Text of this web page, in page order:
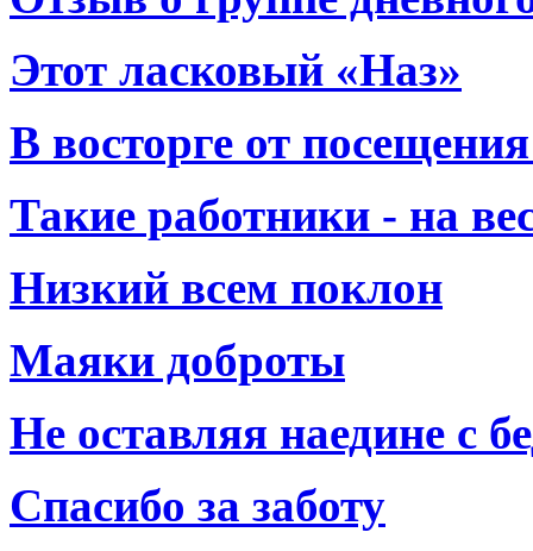
Этот ласковый «Наз»
В восторге от
Такие работники - на
Низкий всем поклон
Маяки доброты
Не оставляя наедине с
Спасибо за заботу